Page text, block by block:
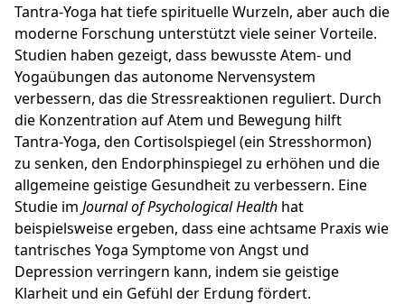
Tantra-Yoga hat tiefe spirituelle Wurzeln, aber auch die
moderne Forschung unterstützt viele seiner Vorteile.
Studien haben gezeigt, dass bewusste Atem- und
Yogaübungen das autonome Nervensystem
verbessern, das die Stressreaktionen reguliert. Durch
die Konzentration auf Atem und Bewegung hilft
Tantra-Yoga, den Cortisolspiegel (ein Stresshormon)
zu senken, den Endorphinspiegel zu erhöhen und die
allgemeine geistige Gesundheit zu verbessern. Eine
Studie im Journal of Psychological Health hat
beispielsweise ergeben, dass eine achtsame Praxis wie
tantrisches Yoga Symptome von Angst und
Depression verringern kann, indem sie geistige
Klarheit und ein Gefühl der Erdung fördert.